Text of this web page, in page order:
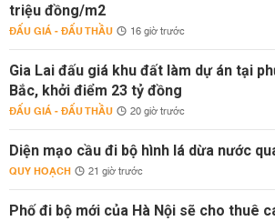
triệu đồng/m2
ĐẤU GIÁ - ĐẤU THẦU 16 giờ trước
Gia Lai đấu giá khu đất làm dự án tại
Bắc, khởi điểm 23 tỷ đồng
ĐẤU GIÁ - ĐẤU THẦU 20 giờ trước
Diện mạo cầu đi bộ hình lá dừa nước
QUY HOẠCH 21 giờ trước
Phố đi bộ mới của Hà Nội sẽ cho thuê